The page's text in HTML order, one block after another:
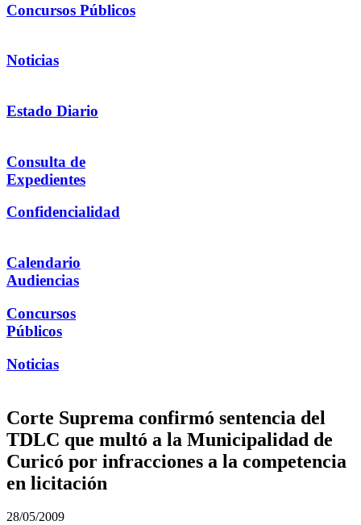
Concursos Públicos
Noticias
Estado Diario
Consulta de
Expedientes
Confidencialidad
Calendario
Audiencias
Concursos
Públicos
Noticias
Corte Suprema confirmó sentencia del
TDLC que multó a la Municipalidad de
Curicó por infracciones a la competencia
en licitación
28/05/2009